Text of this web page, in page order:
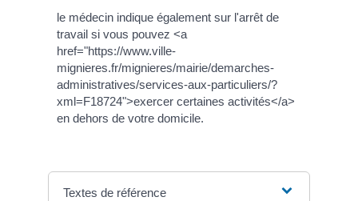
le médecin indique également sur l'arrêt de
travail si vous pouvez <a
href="https://www.ville-
mignieres.fr/mignieres/mairie/demarches-
administratives/services-aux-particuliers/?
xml=F18724">exercer certaines activités</a>
en dehors de votre domicile.
Textes de référence